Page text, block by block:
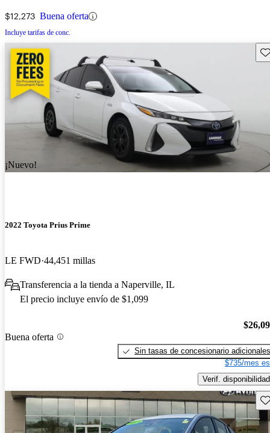
$12,273 Buena oferta
Incluye tarifas de conc.
¡Nuevo!
2022 Toyota Prius Prime
LE FWD 44,451 millas
Transferencia a la tienda a Naperville, IL
El precio incluye envío de $1,099
Buena oferta
Sin tasas de concesionario adicionales
$735/mes
Verif. disponibilidad